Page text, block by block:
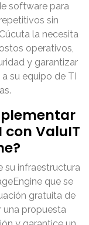
software para
sin
la necesita
operativos,
y garantizar
su equipo de TI
ValuIT
su infraestructura
que se
gratuita de
una propuesta